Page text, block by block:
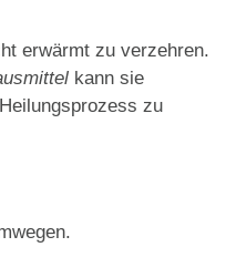
erwärmt zu verzehren.
kann sie
zu